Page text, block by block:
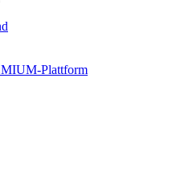
Plattform